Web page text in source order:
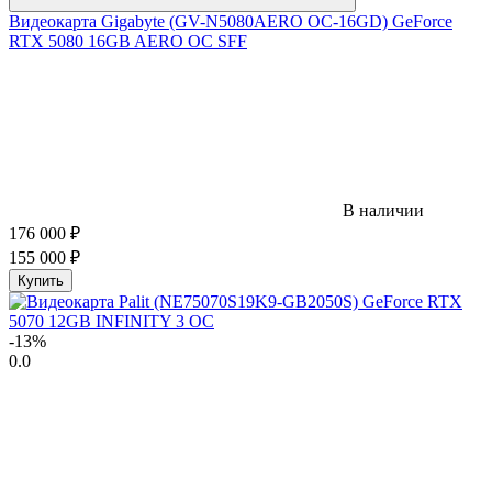
Видеокарта Gigabyte (GV-N5080AERO OC-16GD) GeForce
RTX 5080 16GB AERO OC SFF
В наличии
176 000 ₽
155 000 ₽
Купить
-13%
0.0